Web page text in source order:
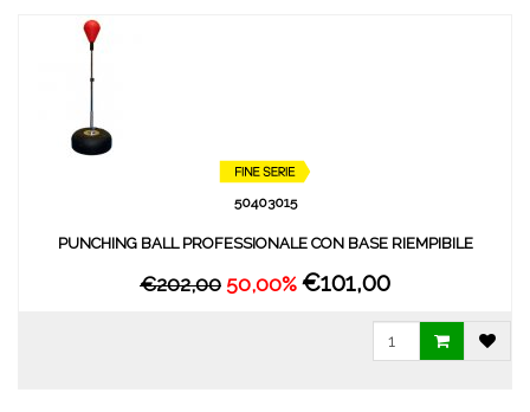
50403015
PUNCHING BALL PROFESSIONALE CON BASE RIEMPIBILE
€202,00 50,00% €101,00